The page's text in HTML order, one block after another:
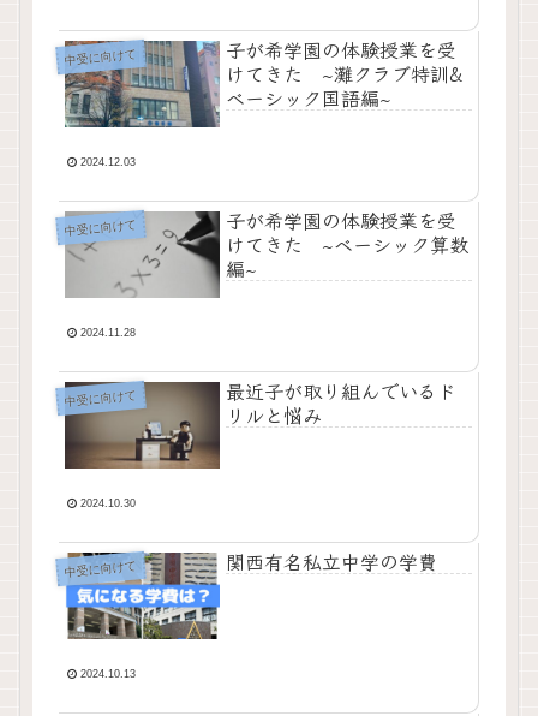
中受に向けて
子が希学園の体験授業を受
けてきた ~灘クラブ特訓&
ベーシック国語編~
2024.12.03
中受に向けて
子が希学園の体験授業を受
けてきた ~ベーシック算数
編~
2024.11.28
中受に向けて
最近子が取り組んでいるド
リルと悩み
2024.10.30
中受に向けて 関西有名私立中学の学費
2024.10.13